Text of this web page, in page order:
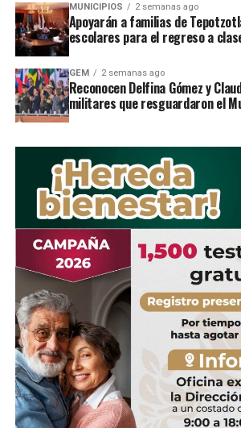
Capturan a ladrones de autos en
STAFF / Zona Cero
MUNICIPIOS 2 semanas ago
Apoyarán a familias de
escolares para el regreso a
GEM 2 semanas ago
Reconocen Delfina Gómez y
militares que resguardaron el